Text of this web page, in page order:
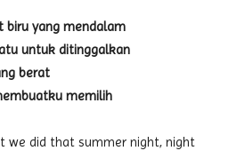
biru yang mendalam
untuk ditinggalkan
berat
memilih
we did that summer night, night